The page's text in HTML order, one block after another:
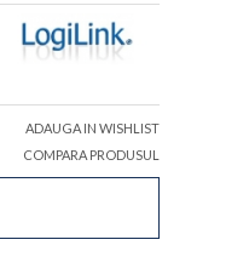
ADAUGA IN WISHLIST
COMPARA PRODUSUL